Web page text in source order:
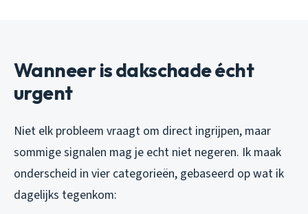
Wanneer is dakschade écht
urgent
Niet elk probleem vraagt om direct ingrijpen, maar
sommige signalen mag je echt niet negeren. Ik maak
onderscheid in vier categorieën, gebaseerd op wat ik
dagelijks tegenkom: